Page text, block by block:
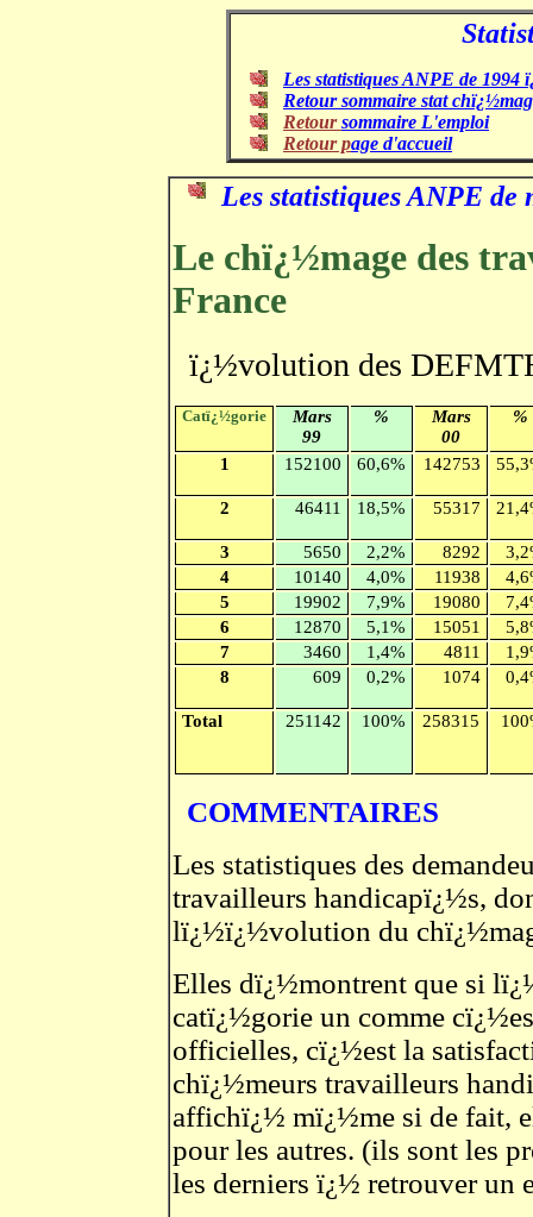
Les statistiques ANPE de
Retour sommaire stat
Retoursommaire L'emploi
Retour page d'accueil
Les statistiques ANPE
Le chï¿½mage des
France
ï¿½volution des
Catï¿½gorie
Mars
99
%
Mars
00
%
1 152100 60,6% 142753
2 46411 18,5% 55317
3 5650 2,2% 8292
4
10140 4,0% 11938
5
19902 7,9% 19080
6
12870 5,1% 15051
7
3460 1,4% 4811
8
609 0,2% 1074
Total 251142 100% 258315
COMMENTAIRES
Les statistiques des
travailleurs handicapï¿½s,
lï¿½ï¿½volution du
Elles dï¿½montrent que si
catï¿½gorie un comme
officielles, cï¿½est la
chï¿½meurs travailleurs
affichï¿½ mï¿½me si de fait,
pour les autres. (ils sont les
les derniers ï¿½ retrouver un